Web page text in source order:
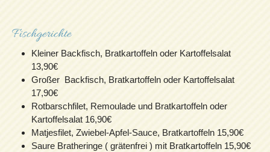
Fischgerichte
Kleiner Backfisch, Bratkartoffeln oder Kartoffelsalat
13,90€
Großer Backfisch, Bratkartoffeln oder Kartoffelsalat
17,90€
Rotbarschfilet, Remoulade und Bratkartoffeln oder
Kartoffelsalat 16,90€
Matjesfilet, Zwiebel-Apfel-Sauce, Bratkartoffeln 15,90€
Saure Bratheringe ( grätenfrei ) mit Bratkartoffeln 15,90€